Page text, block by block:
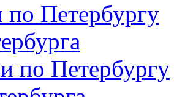
по Петербургу
по Петербургу